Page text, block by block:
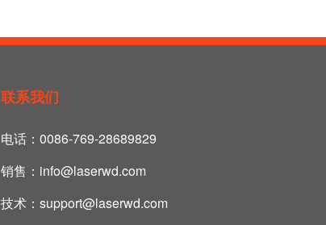
联系我们
电话： 0086-769-28689829
销售： info@laserwd.com
技术： support@laserwd.com